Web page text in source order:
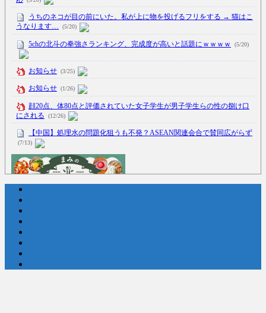
うちのネコが目の前にいた。私が上に物を投げるフリをする → 猫はこ
うなります…
(5/20)
5chの北斗の拳強さランキング、完成度が高いと話題にｗｗｗｗ (5/20)
お知らせ (3/25)
お知らせ (1/26)
顔20点、体80点と評価されていた女子学生が男子学生らの性の捌け口
にされる
(12/26)
【中国】処理水の問題化狙うも不発？ASEAN関連会合で賛同広がらず
(7/13)
Powered by livedoor 相互RSS